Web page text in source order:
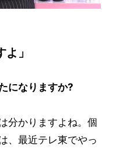
」
になりますか?
分かりますよね。個
、最近テレ東でやっ